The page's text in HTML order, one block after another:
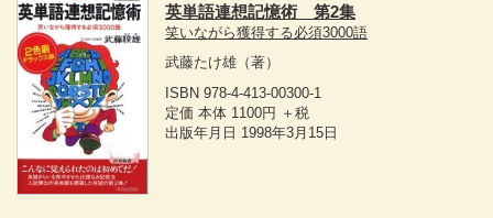
英単語連想記憶術 第2集
笑いながら獲得する必須3000語
武藤たけ雄 （著）
ISBN 978-4-413-00300-1
定価 本体 1100円 ＋税
出版年月日 1998年3月15日